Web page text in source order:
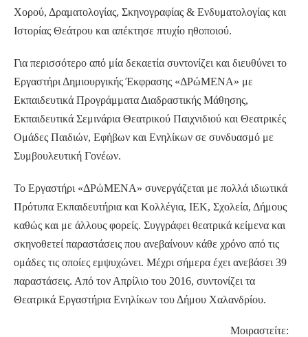
Χορού, Δραματολογίας, Σκηνογραφίας & Ενδυματολογίας και
Ιστορίας Θεάτρου και απέκτησε πτυχίο ηθοποιού.
Για περισσότερο από μία δεκαετία συντονίζει και διευθύνει το
Εργαστήρι Δημιουργικής Έκφρασης «ΔΡώΜΕΝΑ» με
Εκπαιδευτικά Προγράμματα Διαδραστικής Μάθησης,
Εκπαιδευτικά Σεμινάρια Θεατρικού Παιχνιδιού και Θεατρικές
Ομάδες Παιδιών, Εφήβων και Ενηλίκων σε συνδυασμό με
Συμβουλευτική Γονέων.
Το Εργαστήρι «ΔΡώΜΕΝΑ» συνεργάζεται με πολλά ιδιωτικά
Πρότυπα Εκπαιδευτήρια και Κολλέγια, ΙΕΚ, Σχολεία, Δήμους
καθώς και με άλλους φορείς. Συγγράφει θεατρικά κείμενα και
σκηνοθετεί παραστάσεις που ανεβαίνουν κάθε χρόνο από τις
ομάδες τις οποίες εμψυχώνει. Μέχρι σήμερα έχει ανεβάσει 39
παραστάσεις. Από τον Απρίλιο του 2016, συντονίζει τα
Θεατρικά Εργαστήρια Ενηλίκων του Δήμου Χαλανδρίου.
Μοιραστείτε: